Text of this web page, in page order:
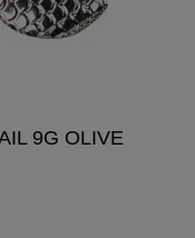
9G OLIVE